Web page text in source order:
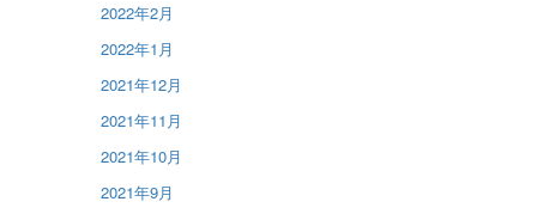
2022年2月
2022年1月
2021年12月
2021年11月
2021年10月
2021年9月